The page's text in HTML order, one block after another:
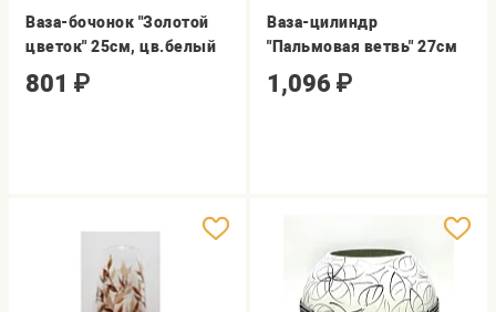
Ваза-бочонок "Золотой
цветок" 25см, цв.белый
801 ₽
Ваза-цилиндр
"Пальмовая ветвь" 27см
1,096 ₽